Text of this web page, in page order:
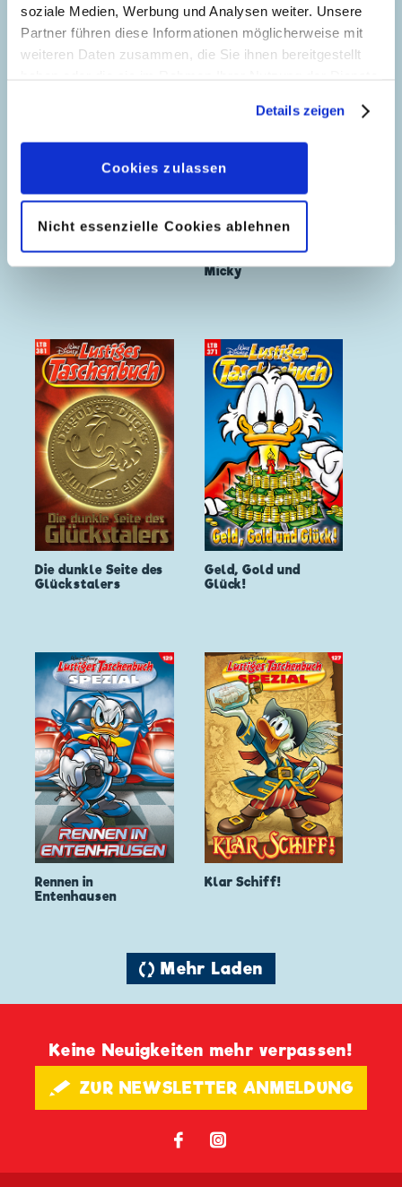
soziale Medien, Werbung und Analysen weiter. Unsere
Partner führen diese Informationen möglicherweise mit
weiteren Daten zusammen, die Sie ihnen bereitgestellt
geben, können Sie diese jederzeit in der
Datenschutzerklärungwieder widerrufen.
Details zeigen
Cookies zulassen
Nicht essenzielle Cookies ablehnen
Hexenzauber
Happy Birthday
Micky
Die dunkle Seite des
Glückstalers
Geld, Gold und
Glück!
Rennen in
Entenhausen
Klar Schiff!
🔄 Mehr Laden
Keine Neuigkeiten mehr verpassen!
🖋 ZUR NEWSLETTER ANMELDUNG
𝖿 📷